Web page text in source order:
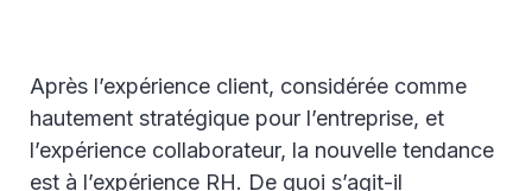
Après l’expérience client, considérée comme
hautement stratégique pour l’entreprise, et
l’expérience collaborateur, la nouvelle tendance
est à l’expérience RH. De quoi s’agit-il